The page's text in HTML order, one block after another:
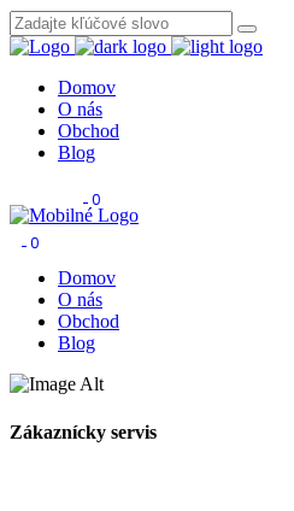
Domov
O nás
Obchod
Blog
0
0
Domov
O nás
Obchod
Blog
Zákaznícky servis